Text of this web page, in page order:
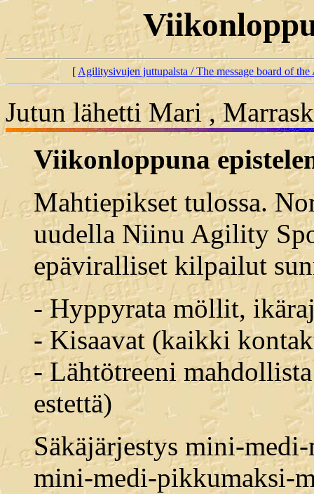
[Agilitysivujen juttupalsta / The message board of
Jutun lähetti Mari ,
Viikonloppuna
Mahtiepikset tulossa.
uudella Niinu Agility
epäviralliset kilpailut
- Hyppyrata möllit,
- Kisaavat (kaikki
- Lähtötreeni
estettä)
Säkäjärjestys mini-
mini-medi-pikkumaksi-